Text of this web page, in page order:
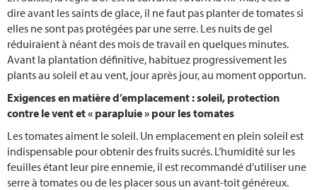
dire avant les saints de glace, il ne faut pas planter de tomates si
elles ne sont pas protégées par une serre. Les nuits de gel
réduiraient à néant des mois de travail en quelques minutes.
Avant la plantation définitive, habituez progressivement les
plants au soleil et au vent, jour après jour, au moment opportun.
Exigences en matière d’emplacement : soleil, protection
contre le vent et « parapluie » pour les tomates
Les tomates aiment le soleil. Un emplacement en plein soleil est
indispensable pour obtenir des fruits sucrés. L’humidité sur les
feuilles étant leur pire ennemie, il est recommandé d’utiliser une
serre à tomates ou de les placer sous un avant-toit généreux.
Planter des courgettes